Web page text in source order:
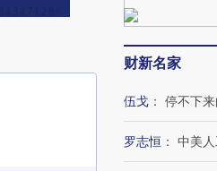
财新名家
伍戈 ： 停不下
罗志恒 ： 中美